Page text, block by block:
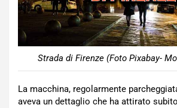
Strada di Firenze (Foto Pixabay-
La macchina, regolarmente
aveva un dettaglio che ha attirato